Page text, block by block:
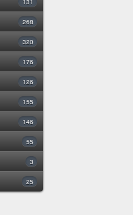
268
320
176
126
155
146
55
3
25